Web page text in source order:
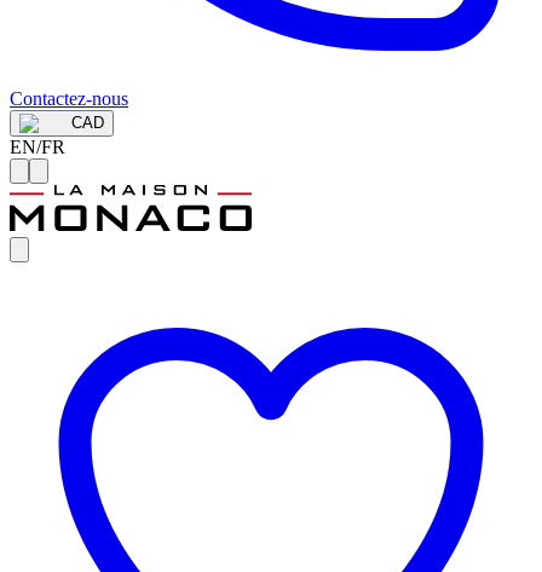
Contactez-nous
CAD
EN/FR